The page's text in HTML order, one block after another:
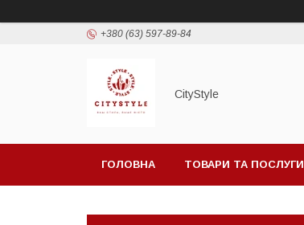
+380 (63) 597-89-84
CityStylе
ГОЛОВНА ТОВАРИ ТА ПОСЛУГИ